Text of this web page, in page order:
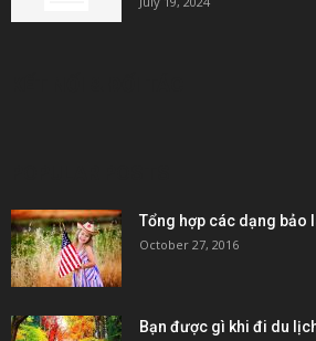
Tổng hợp các dạng bảo
October 27, 2016
Bạn được gì khi đi du